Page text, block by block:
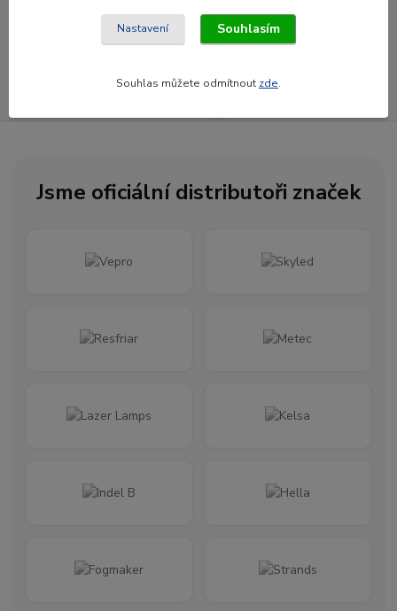
Přihlásit se
Newsletter posíláme maximálně jednou za měsíc
Jsme oficiální distributoři značek
Nastavení Souhlasím
Souhlas můžete odmítnout zde.